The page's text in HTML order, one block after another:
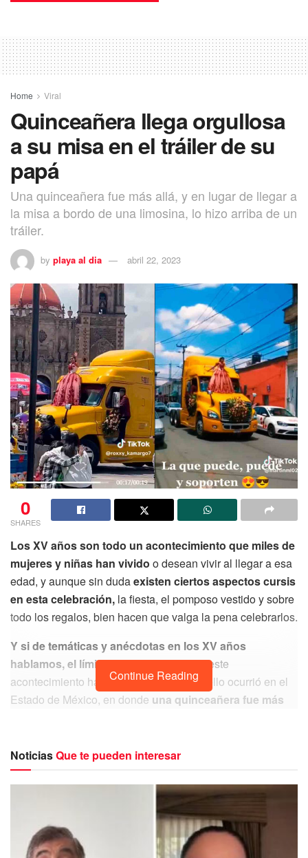
Home Viral
Quinceañera llega orgullosa
a su misa en el tráiler de su
papá
Una quinceañera fue más allá, y en lugar de llegar a
la misa a bordo de una limosina, lo hizo arriba de un
tráiler.
by playa al dia abril 22, 2023
0
SHARES
Los XV años son todo un acontecimiento que miles de
mujeres y niñas han vivido o desean vivir al llegar a esa
edad, y aunque sin dudaexisten ciertos aspectos cursis
en esta celebración, la fiesta, el pomposo vestido y sobre
todo los regalos, bien hacen que valga la pena celebrarlos.
Y si de temáticas y anécdotas en los XV años
hablamos, el límite es el cielo, pues en este
acontecimiento hay de todo, muestra de ello ocurrió en el
Estado de México, en donde una quinceañera fue más
@roxxy_kamargo7Lo que me tocó ver hoy
♬ sonido
original – CUMBIA PARA TODOS
Continue Reading
NoticiasQue te pueden interesar